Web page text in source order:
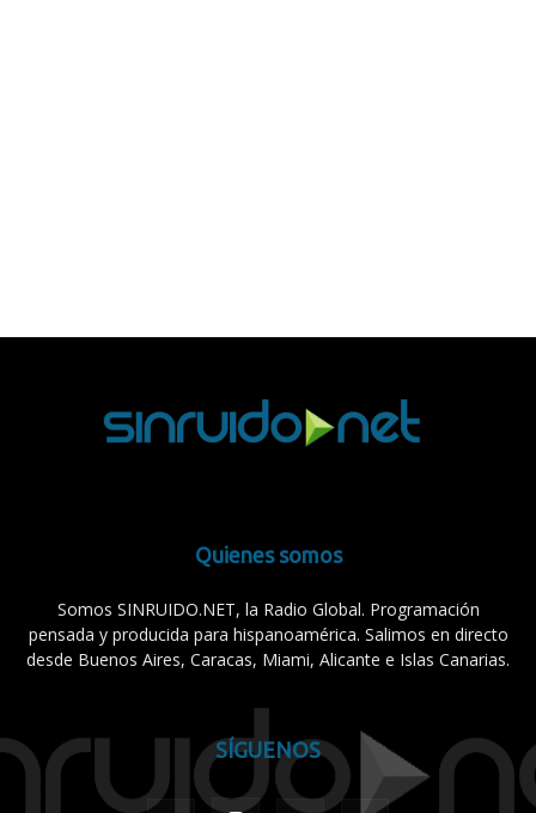
Quienes somos
Somos SINRUIDO.NET, la Radio Global. Programación
pensada y producida para hispanoamérica. Salimos en directo
desde Buenos Aires, Caracas, Miami, Alicante e Islas Canarias.
SÍGUENOS